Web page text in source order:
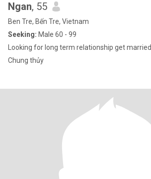
Ngan, 55
Ben Tre, Bến Tre, Vietnam
Seeking: Male 60 - 99
Looking for long term relationship get married
Chung thủy